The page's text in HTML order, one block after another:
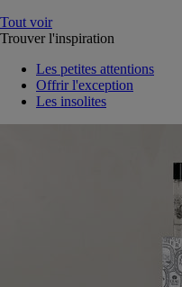
Tout voir
Trouver l'inspiration
Les petites attentions
Offrir l'exception
Les insolites